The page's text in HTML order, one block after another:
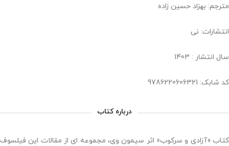
مترجم: بهزاد حسین زاده
انتشارات: نی
سال انتشار : 1403
کد شابک: 9786220606321
درباره کتاب
کتاب «آزادی و سرکوب» اثر سیمون وی، مجموعه ای از مقالات این فیلسوف